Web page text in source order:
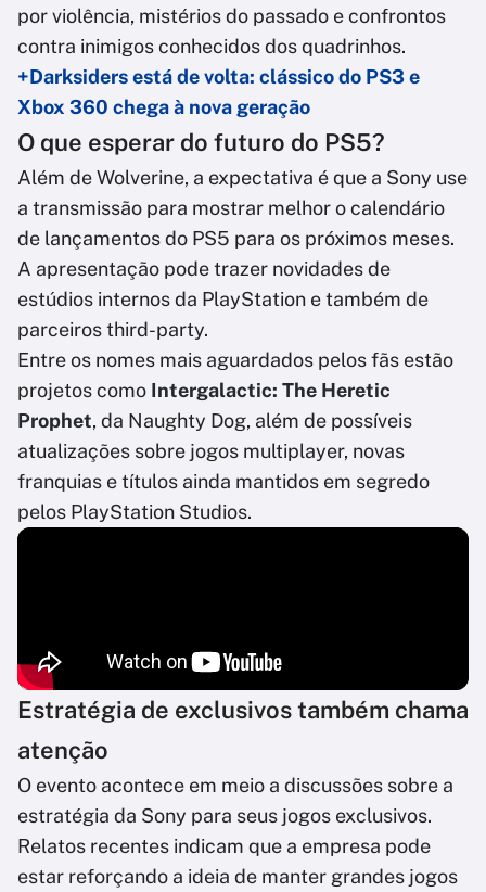
por violência, mistérios do passado e confrontos
contra inimigos conhecidos dos quadrinhos.
+Darksiders está de volta: clássico do PS3 e
Xbox 360 chega à nova geração
O que esperar do futuro do PS5?
Além de Wolverine, a expectativa é que a Sony use
a transmissão para mostrar melhor o calendário
de lançamentos do PS5 para os próximos meses.
A apresentação pode trazer novidades de
estúdios internos da PlayStation e também de
parceiros third-party.
Entre os nomes mais aguardados pelos fãs estão
projetos como Intergalactic: The Heretic
Prophet, da Naughty Dog, além de possíveis
atualizações sobre jogos multiplayer, novas
franquias e títulos ainda mantidos em segredo
pelos PlayStation Studios.
Estratégia de exclusivos também chama
atenção
O evento acontece em meio a discussões sobre a
estratégia da Sony para seus jogos exclusivos.
Relatos recentes indicam que a empresa pode
estar reforçando a ideia de manter grandes jogos